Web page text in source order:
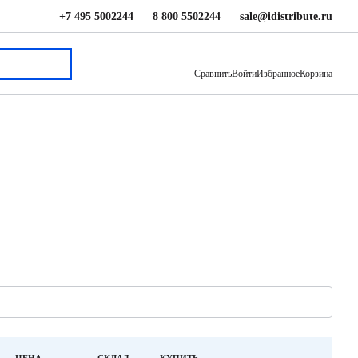
+7 495 5002244 8 800 5502244 sale@idistribute.ru
СравнитьВойтиИзбранноеКорзина